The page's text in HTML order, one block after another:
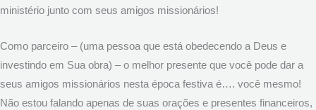
ministério junto com seus amigos missionários!
Como parceiro – (uma pessoa que está obedecendo a Deus e
investindo em Sua obra) – o melhor presente que você pode dar a
seus amigos missionários nesta época festiva é…. você mesmo!
Não estou falando apenas de suas orações e presentes financeiros,